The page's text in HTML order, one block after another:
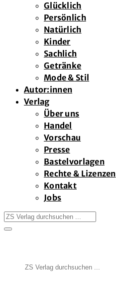
Glücklich
Persönlich
Natürlich
Kinder
Sachlich
Getränke
Mode & Stil
Autor:innen
Verlag
Über uns
Handel
Vorschau
Presse
Bastelvorlagen
Rechte & Lizenzen
Kontakt
Jobs
nach: